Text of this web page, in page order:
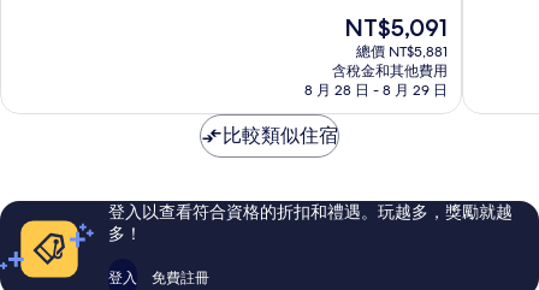
常
評
論
現
在
價
格
為
NT$5,091
總價 NT$5,881
含稅金和其他費用
8 月 28 日 - 8 月 29 日
淡
常
評
論
比較類似住宿
登入以查看符合資格的折扣和禮遇。玩越多，獎勵就越
多！
登入 免費註冊